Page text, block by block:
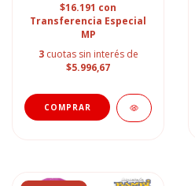
$16.191 con
Transferencia Especial
MP
3 cuotas sin interés de
$5.996,67